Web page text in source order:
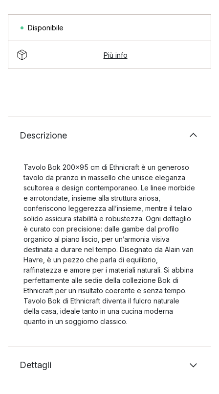
Disponibile
Più info
Descrizione
Tavolo Bok 200x95 cm di Ethnicraft è un generoso
tavolo da pranzo in massello che unisce eleganza
scultorea e design contemporaneo. Le linee morbide
e arrotondate, insieme alla struttura ariosa,
conferiscono leggerezza all’insieme, mentre il telaio
solido assicura stabilità e robustezza. Ogni dettaglio
è curato con precisione: dalle gambe dal profilo
organico al piano liscio, per un’armonia visiva
destinata a durare nel tempo. Disegnato da Alain van
Havre, è un pezzo che parla di equilibrio,
raffinatezza e amore per i materiali naturali. Si abbina
perfettamente alle sedie della collezione Bok di
Ethnicraft per un risultato coerente e senza tempo.
Tavolo Bok di Ethnicraft diventa il fulcro naturale
della casa, ideale tanto in una cucina moderna
quanto in un soggiorno classico.
Dettagli